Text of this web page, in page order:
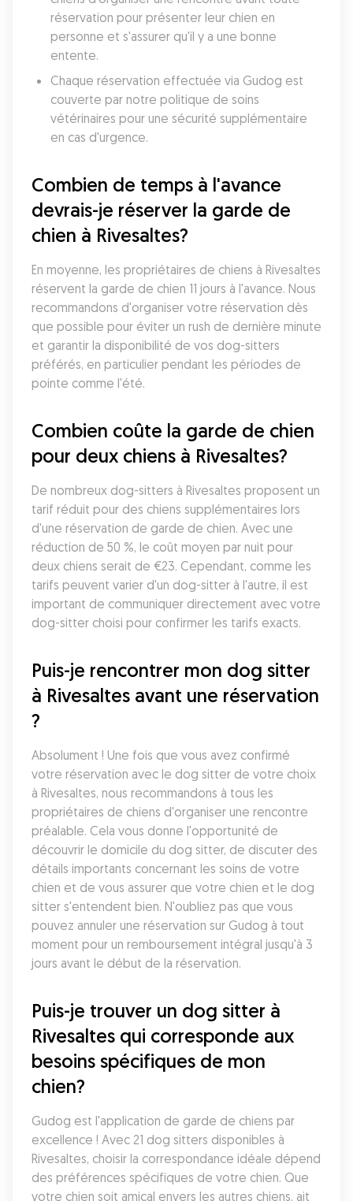
réservation pour présenter leur chien en
personne et s'assurer qu'il y a une bonne
entente.
Chaque réservation effectuée via Gudog est
couverte par notre politique de soins
vétérinaires pour une sécurité supplémentaire
en cas d'urgence.
Combien de temps à l'avance
devrais-je réserver la garde de
chien à Rivesaltes?
En moyenne, les propriétaires de chiens à Rivesaltes
réservent la garde de chien 11 jours à l'avance. Nous
recommandons d'organiser votre réservation dès
que possible pour éviter un rush de dernière minute
et garantir la disponibilité de vos dog-sitters
préférés, en particulier pendant les périodes de
pointe comme l'été.
Combien coûte la garde de chien
pour deux chiens à Rivesaltes?
De nombreux dog-sitters à Rivesaltes proposent un
tarif réduit pour des chiens supplémentaires lors
d'une réservation de garde de chien. Avec une
réduction de 50 %, le coût moyen par nuit pour
deux chiens serait de €23. Cependant, comme les
tarifs peuvent varier d'un dog-sitter à l'autre, il est
important de communiquer directement avec votre
dog-sitter choisi pour confirmer les tarifs exacts.
Puis-je rencontrer mon dog sitter
à Rivesaltes avant une réservation
?
Absolument ! Une fois que vous avez confirmé
votre réservation avec le dog sitter de votre choix
à Rivesaltes, nous recommandons à tous les
propriétaires de chiens d'organiser une rencontre
préalable. Cela vous donne l'opportunité de
découvrir le domicile du dog sitter, de discuter des
détails importants concernant les soins de votre
chien et de vous assurer que votre chien et le dog
sitter s'entendent bien. N'oubliez pas que vous
pouvez annuler une réservation sur Gudog à tout
moment pour un remboursement intégral jusqu'à 3
jours avant le début de la réservation.
Puis-je trouver un dog sitter à
Rivesaltes qui corresponde aux
besoins spécifiques de mon
chien?
Gudog est l'application de garde de chiens par
excellence ! Avec 21 dog sitters disponibles à
Rivesaltes, choisir la correspondance idéale dépend
des préférences spécifiques de votre chien. Que
votre chien soit amical envers les autres chiens, ait